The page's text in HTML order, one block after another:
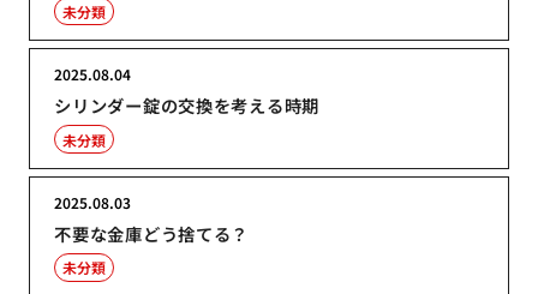
未分類
シリンダー錠の交換を考える時期
2025.08.04
未分類
不要な金庫どう捨てる？
2025.08.03
未分類